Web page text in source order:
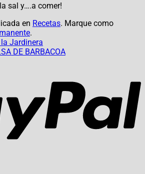
sal y….a comer!
en Recetas. Marque como
.
Jardinera
DE BARBACOA